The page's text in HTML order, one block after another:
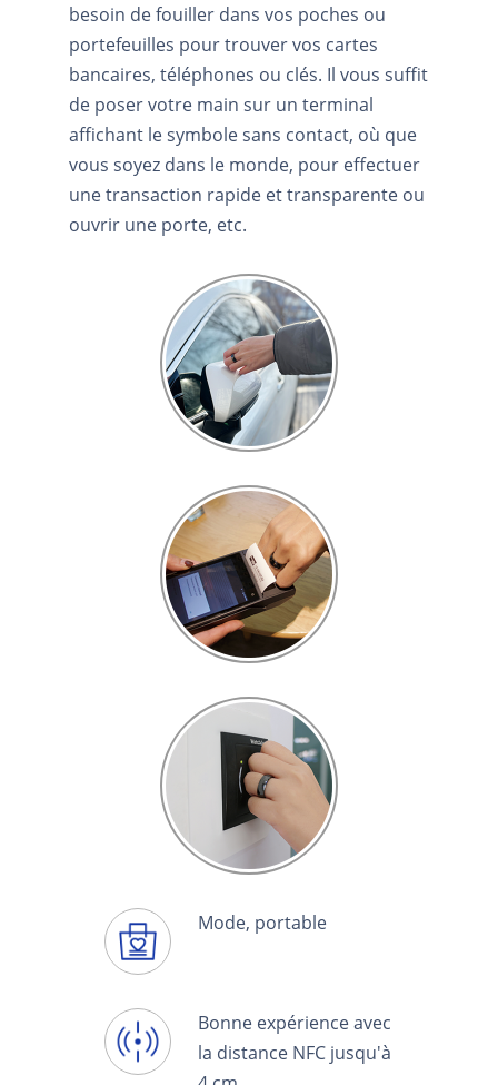
besoin de fouiller dans vos poches ou
portefeuilles pour trouver vos cartes
bancaires, téléphones ou clés. Il vous suffit
de poser votre main sur un terminal
affichant le symbole sans contact, où que
vous soyez dans le monde, pour effectuer
une transaction rapide et transparente ou
ouvrir une porte, etc.
Mode, portable
Bonne expérience avec
la distance NFC jusqu'à